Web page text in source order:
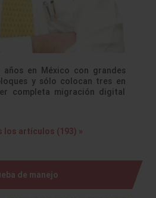
años en México con grandes
y sólo colocan tres en
completa migración digital
los artículos (193) »
de manejo